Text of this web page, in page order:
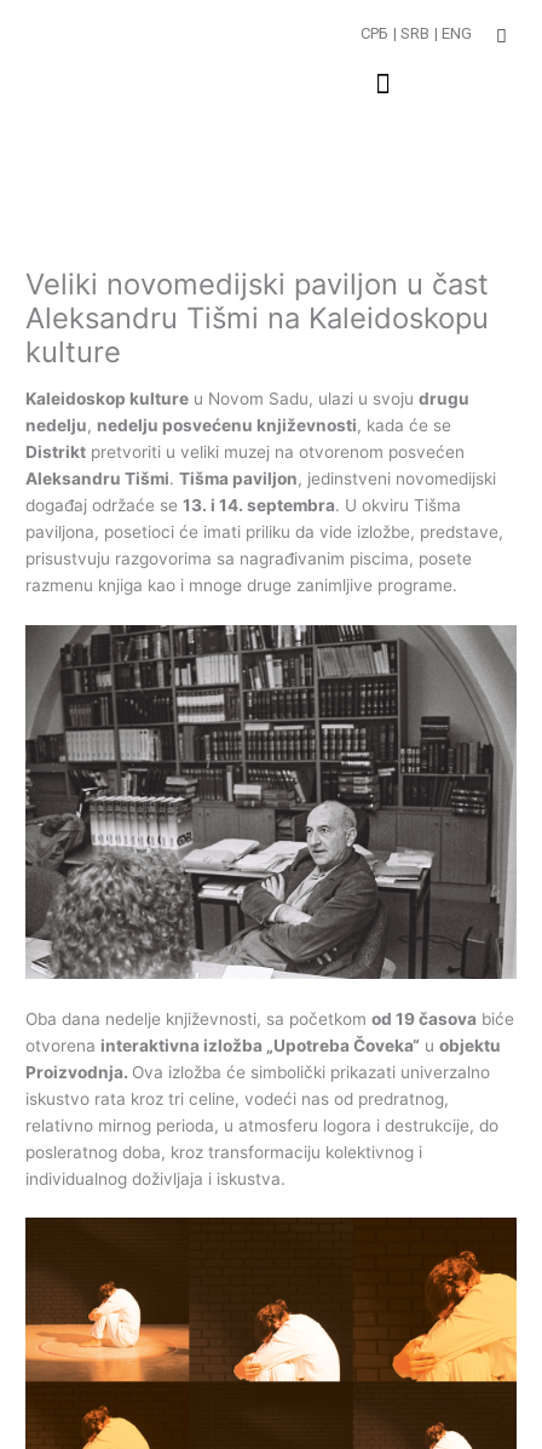
СРБ | SRB | ENG
Veliki novomedijski paviljon u čast
Aleksandru Tišmi na Kaleidoskopu
kulture
Kaleidoskop kulture u Novom Sadu, ulazi u svojudrugu
nedelju, nedelju posvećenu književnosti, kada će se
Distrikt pretvoriti u veliki muzej na otvorenom posvećen
Aleksandru Tišmi.Tišma paviljon, jedinstveni novomedijski
događaj održaće se13. i 14. septembra. U okviru Tišma
paviljona, posetioci će imati priliku da vide izložbe, predstave,
prisustvuju razgovorima sa nagrađivanim piscima, posete
razmenu knjiga kao i mnoge druge zanimljive programe.
Oba dana nedelje književnosti, sa početkomod 19 časova biće
otvorena interaktivna izložba „Upotreba Čoveka“ uobjektu
Proizvodnja. Ova izložba će simbolički prikazati univerzalno
iskustvo rata kroz tri celine, vodeći nas od predratnog,
relativno mirnog perioda, u atmosferu logora i destrukcije, do
posleratnog doba, kroz transformaciju kolektivnog i
individualnog doživljaja i iskustva.